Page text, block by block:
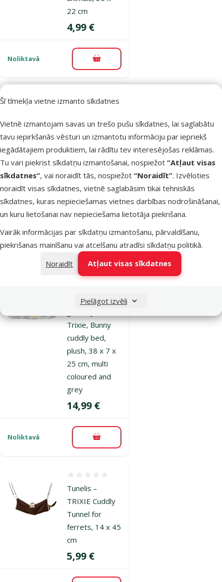
Šī tīmekļa vietne izmanto sīkdatnes
Vietnē izmantojam savas un trešo pušu sīkdatnes, lai saglabātu
tavu iepirkšanās vēsturi un izmantotu informāciju par iepriekš
iegādātajiem produktiem, lai rādītu tev interesējošas reklāmas.
Tu vari piekrist sīkdatņu izmantošanai, nospiežot “Atļaut visas
sīkdatnes”, vai noraidīt tās, nospiežot “Noraidīt”. Izvēloties
noraidīt visas sīkdatnes, vietnē saglabāsim tikai tehniskās
sīkdatnes, kuras nepieciešamas vietnes darbības nodrošināšanai,
un kuru lietošanai nav nepieciešama lietotāja piekrišana.
Vairāk informācijas par sīkdatņu izmantošanu, pārvaldīšanu,
piekrišanas mainīšanu vai atcelšanu atradīsi sīkdatņu politikā.
Noraidīt
Atļaut visas sīkdatnes
Pielāgot izvēli
22 cm
Cena
4,99 €
Noliktavā Pievienot grozam
grauzējiem –
Trixie, Bunny
cuddly bed,
plush, 30 x 6 x
22 cm, multi
coloured and
grey
Atsauksmes 0%
Cena
12,99 €
Noliktavā Pievienot grozam
Guļvieta
Trixie, Bunny
cuddly bed,
plush, 38 x 7 x
25 cm, multi
coloured and
grey
Cena
14,99 €
Noliktavā Pievienot grozam
Tunelis –
TRIXIE Cuddly
Tunnel for
ferrets, 14 x 45
cm
Cena
5,99 €